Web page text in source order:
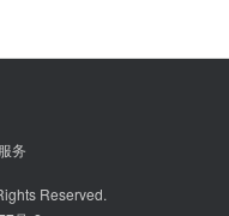
务
Reserved.